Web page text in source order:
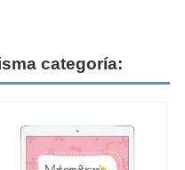
categoría: